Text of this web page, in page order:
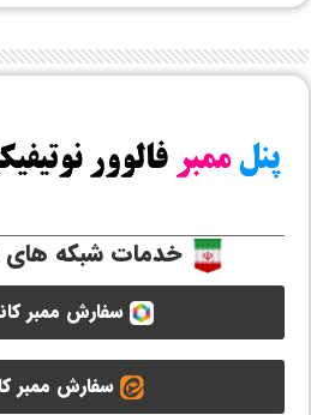
خدمات شبکه های
سفارش ممبر
سفارش ممبر